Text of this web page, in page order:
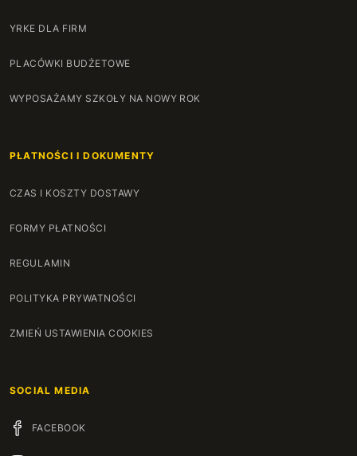
YRKE DLA FIRM
PLACÓWKI BUDŻETOWE
WYPOSAŻAMY SZKOŁY NA NOWY ROK
PŁATNOŚCI I DOKUMENTY
CZAS I KOSZTY DOSTAWY
FORMY PŁATNOŚCI
REGULAMIN
POLITYKA PRYWATNOŚCI
ZMIEŃ USTAWIENIA COOKIES
SOCIAL MEDIA
FACEBOOK